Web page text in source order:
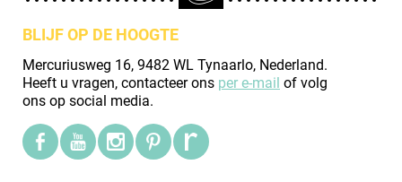
BLIJF OP DE HOOGTE
Mercuriusweg 16, 9482 WL Tynaarlo, Nederland.
Heeft u vragen, contacteer ons per e-mail of volg
ons op social media.